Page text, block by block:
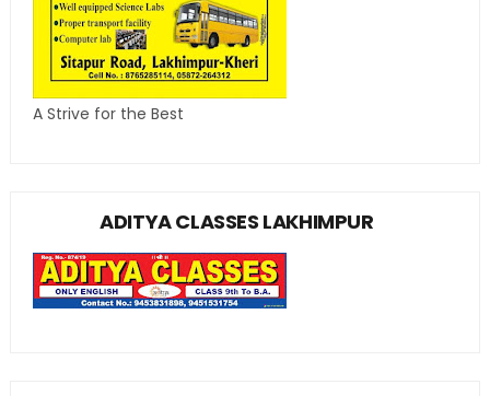
A Strive for the Best
ADITYA CLASSES LAKHIMPUR